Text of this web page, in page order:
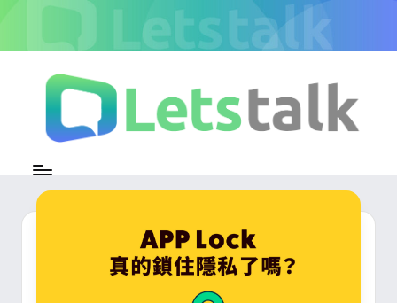
to
e
t
密
時